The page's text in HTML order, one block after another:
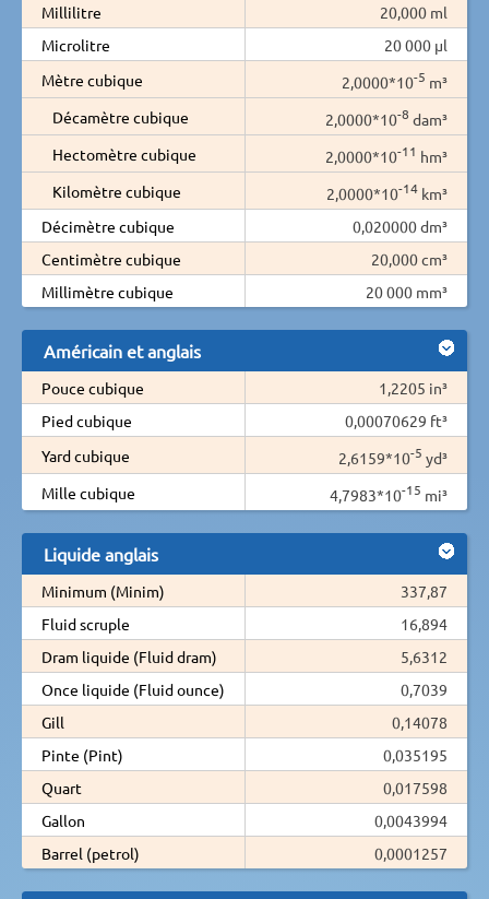
Millilitre
20,000 ml
Microlitre
20 000 µl
Mètre cubique
2,0000*10-5 m³
Décamètre cubique
2,0000*10-8 dam³
Hectomètre cubique
2,0000*10-11 hm³
Kilomètre cubique
2,0000*10-14 km³
Décimètre cubique
0,020000 dm³
Centimètre cubique
20,000 cm³
Millimètre cubique
20 000 mm³
Américain et anglais
Pouce cubique
1,2205 in³
Pied cubique
0,00070629 ft³
Yard cubique
2,6159*10-5 yd³
Mille cubique
4,7983*10-15 mi³
Liquide anglais
Minimum (Minim)
337,87
Fluid scruple
16,894
Dram liquide (Fluid dram)
5,6312
Once liquide (Fluid ounce)
0,7039
Gill
0,14078
Pinte (Pint)
0,035195
Quart
0,017598
Gallon
0,0043994
Barrel (petrol)
0,0001257